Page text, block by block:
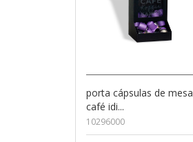
porta cápsulas de
café idi...
10296000